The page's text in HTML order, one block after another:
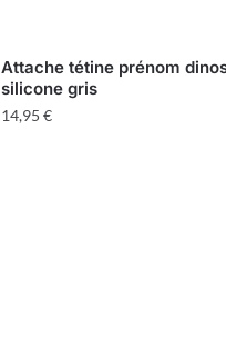
Attache tétine prénom
silicone gris
14,95 €